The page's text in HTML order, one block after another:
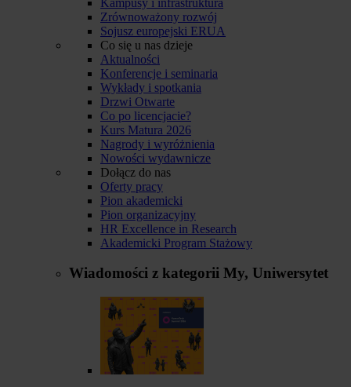
Zrównoważony rozwój
Sojusz europejski ERUA
Co się u nas dzieje
Aktualności
Konferencje i seminaria
Wykłady i spotkania
Drzwi Otwarte
Co po licencjacie?
Kurs Matura 2026
Nagrody i wyróżnienia
Nowości wydawnicze
Dołącz do nas
Oferty pracy
Pion akademicki
Pion organizacyjny
HR Excellence in Research
Akademicki Program Stażowy
Wiadomości z kategorii My, Uniwersytet